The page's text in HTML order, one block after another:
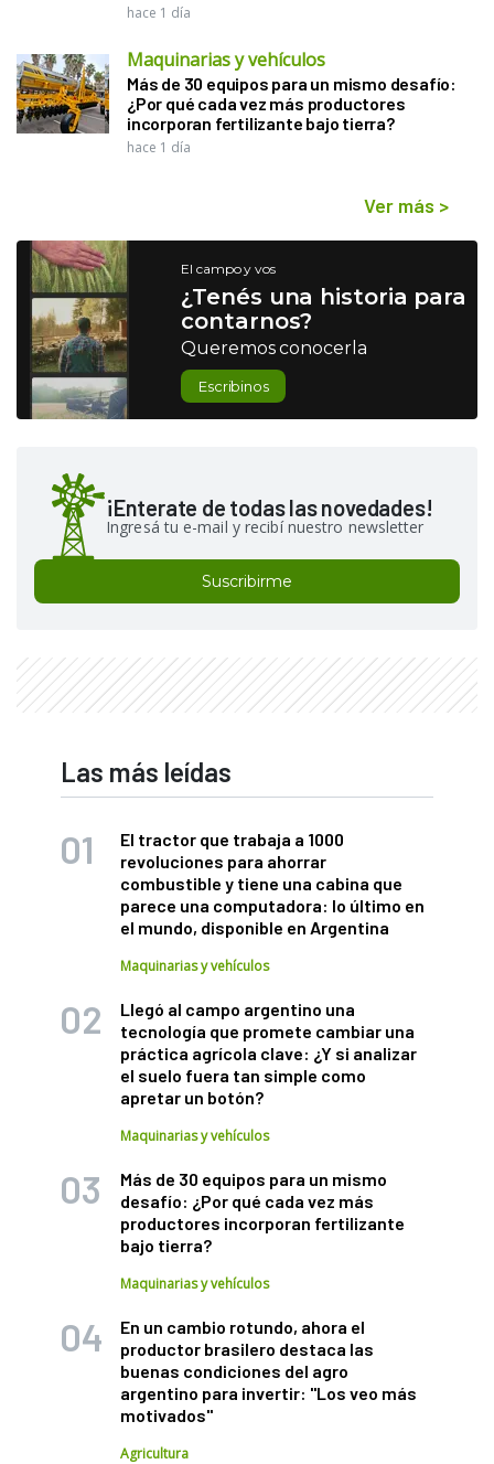
hace 1 día
Maquinarias y vehículos
Más de 30 equipos para un mismo desafío:
¿Por qué cada vez más productores
incorporan fertilizante bajo tierra?
hace 1 día
Ver más >
El campo y vos
¿Tenés una historia para
contarnos?
Queremos conocerla
Escribinos
¡Enterate de todas las novedades!
Ingresá tu e-mail y recibí nuestro newsletter
Suscribirme
Las más leídas
El tractor que trabaja a 1000
revoluciones para ahorrar
combustible y tiene una cabina que
parece una computadora: lo último en
el mundo, disponible en Argentina
Maquinarias y vehículos
Llegó al campo argentino una
tecnología que promete cambiar una
práctica agrícola clave: ¿Y si analizar
el suelo fuera tan simple como
apretar un botón?
Maquinarias y vehículos
Más de 30 equipos para un mismo
desafío: ¿Por qué cada vez más
productores incorporan fertilizante
bajo tierra?
Maquinarias y vehículos
En un cambio rotundo, ahora el
productor brasilero destaca las
buenas condiciones del agro
argentino para invertir: "Los veo más
motivados"
Agricultura